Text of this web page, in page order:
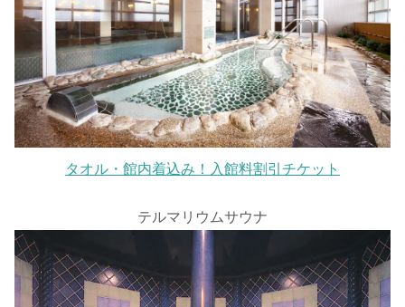
タオル・館内着込み！入館料割引チケット
テルマリウムサウナ